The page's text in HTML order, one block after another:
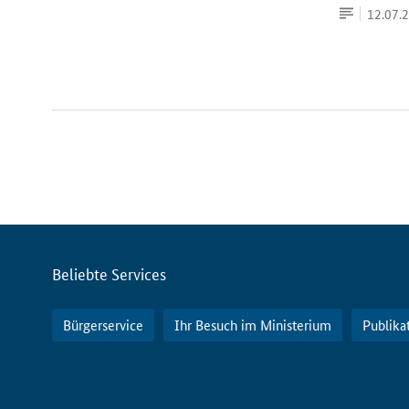
ArtikelDatum:
Servicemenü
Beliebte Services
Bürgerservice Ihr Besuch im Ministerium